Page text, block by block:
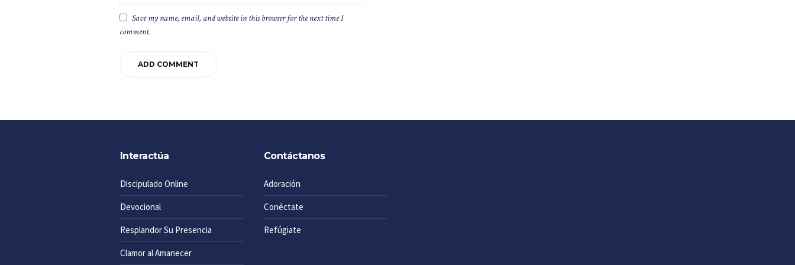
Save my name, email, and website in this browser for the next time I
comment.
Interactúa
Discipulado Online
Devocional
Resplandor Su Presencia
Clamor al Amanecer
Contáctanos
Adoración
Conéctate
Refúgiate